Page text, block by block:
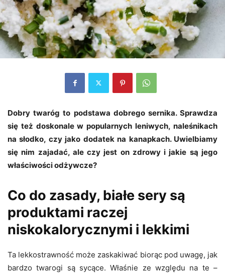
Dobry twaróg to podstawa dobrego sernika. Sprawdza
się też doskonale w popularnych leniwych, naleśnikach
na słodko, czy jako dodatek na kanapkach. Uwielbiamy
się nim zajadać, ale czy jest on zdrowy i jakie są jego
właściwości odżywcze?
Co do zasady, białe sery są
produktami raczej
niskokalorycznymi i lekkimi
Ta lekkostrawność może zaskakiwać biorąc pod uwagę, jak
bardzo twarogi są sycące. Właśnie ze względu na te –